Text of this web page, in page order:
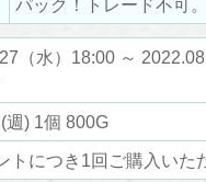
パック！トレード不可。
（水）18:00 ～
週) 1個 800G
トにつき1回ご購入いた